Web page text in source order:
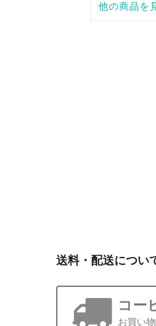
送料・配送につい
コー
お買い